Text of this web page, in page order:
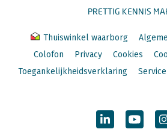
PRETTIG KENNIS
Thuiswinkel waarborg
Colofon
Privacy Cookies
Toegankelijkheidsverklaring